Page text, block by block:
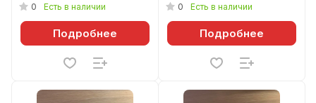
0 Есть в наличии
Подробнее
0 Есть в наличии
Подробнее